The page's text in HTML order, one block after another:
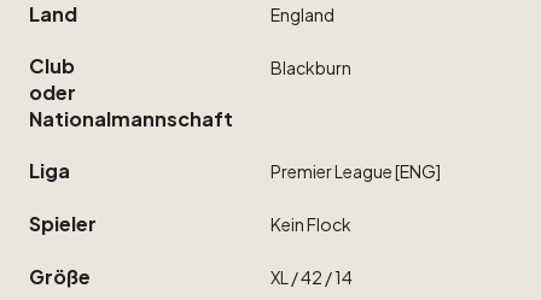
Land England
Club
oder
Nationalmannschaft
Blackburn
Liga PremierLeague[ENG]
Spieler KeinFlock
Größe XL ​/​42 ​/​14